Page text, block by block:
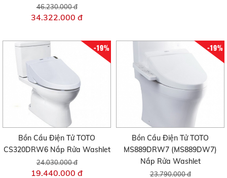
46.230.000 đ
34.322.000 đ
-19%
Bồn Cầu Điện Tử TOTO
CS320DRW6 Nắp Rửa Washlet
24.030.000 đ
19.440.000 đ
-19%
Bồn Cầu Điện Tử TOTO
MS889DRW7 (MS889DW7)
Nắp Rửa Washlet
23.790.000 đ